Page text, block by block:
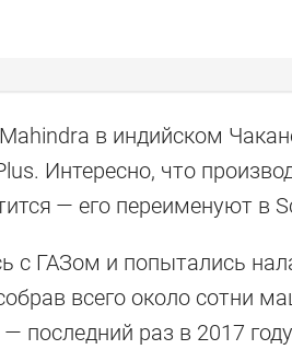
в индийском
Интересно, что
— его переименуют в
с ГАЗом и попытались
всего около сотни
последний раз в 2017